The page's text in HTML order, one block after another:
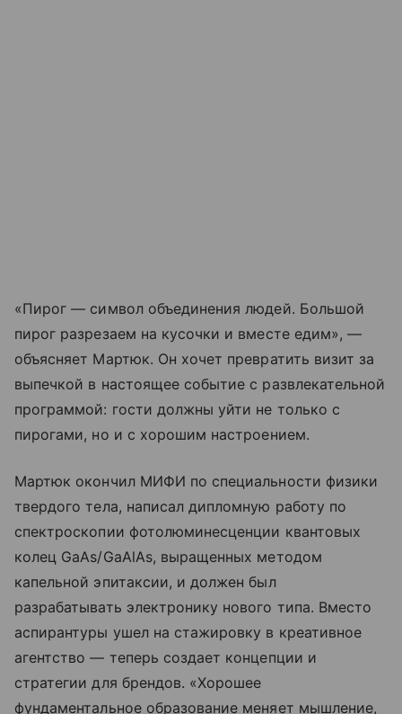
«Пирог — символ объединения людей. Большой
пирог разрезаем на кусочки и вместе едим», —
объясняет Мартюк. Он хочет превратить визит за
выпечкой в настоящее событие с развлекательной
программой: гости должны уйти не только с
пирогами, но и с хорошим настроением.
Мартюк окончил МИФИ по специальности физики
твердого тела, написал дипломную работу по
спектроскопии фотолюминесценции квантовых
колец GaAs/GaAlAs, выращенных методом
капельной эпитаксии, и должен был
разрабатывать электронику нового типа. Вместо
аспирантуры ушел на стажировку в креативное
агентство — теперь создает концепции и
стратегии для брендов. «Хорошее
фундаментальное образование меняет мышление,